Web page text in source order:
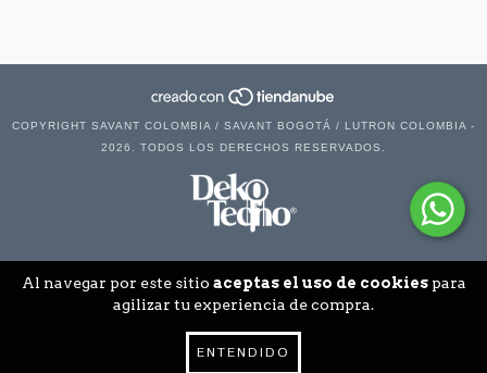
Al navegar por este sitio aceptas el uso de cookiespara
agilizar tu experiencia de compra.
ENTENDIDO
COPYRIGHT SAVANT COLOMBIA / SAVANT BOGOTÁ / LUTRON COLOMBIA -
2026. TODOS LOS DERECHOS RESERVADOS.